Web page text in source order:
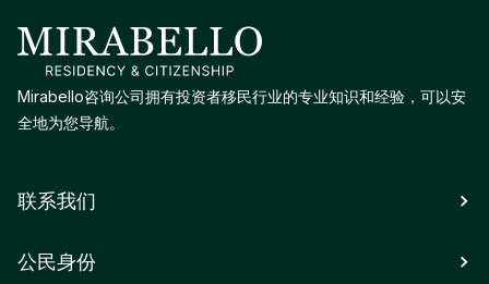
Mirabello咨询公司拥有投资者移民行业的专业知识和经验，可以安
全地为您导航。
联系我们
公民身份